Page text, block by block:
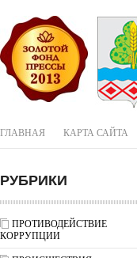
ГЛАВНАЯ КАРТА САЙТА
РУБРИКИ
ПРОТИВОДЕЙСТВИЕ
КОРРУПЦИИ